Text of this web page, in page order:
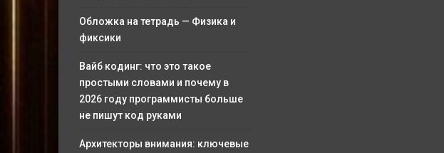
Обложка на тетрадь — Физика и
фиксики
Вайб кодинг: что это такое
простыми словами и почему в
2026 году программисты больше
не пишут код руками
Архитекторы внимания: ключевые